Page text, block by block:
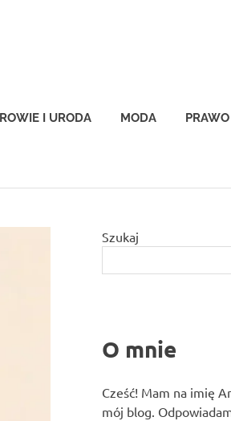
I URODA MODA PRAWO
Szukaj
O mnie
Cześć! Mam na imię
mój blog.